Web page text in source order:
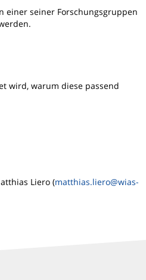
einer seiner Forschungsgruppen
wird, warum diese passend
Liero (matthias.liero@wias-